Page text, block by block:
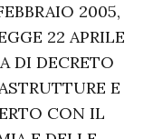
2005,
22 APRILE
DI DECRETO
E
CON IL